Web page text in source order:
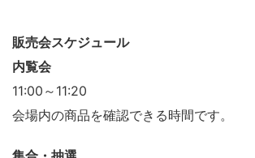
販売会スケジュール
内覧会
11:00～11:20
会場内の商品を確認できる時間です。